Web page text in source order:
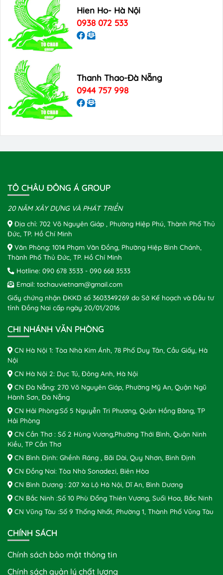
Hien Ho- Hà Nội
0938 072 533
Thanh Thao-Đà Nẵng
0944 757 998
TÔ CHÂU ĐÔNG Á GROUP
20 NĂM XÂY DỰNG VÀ PHÁT TRIỂN
Địa chỉ: 702 Võ Nguyên Giáp , Phường Hiệp Phú, Thành Phố Thủ
Đức, TP. Hồ Chí Minh
Văn Phòng: 1014 Phạm Văn Đồng, Phường Hiệp Bình Chánh,
Thành Phố Thủ Đức, TP. Hồ Chí Minh
Hotline: 090 678 3533 - 090 668 3533
Email: tochauvietnam@gmail.com
Giấy chứng nhận ĐKKD số 3603349269 do Sở Kế hoạch và Đầu tư
tỉnh Đồng Nai cấp ngày 20/01/2016
CHI NHÁNH VĂN PHÒNG
CN Hà Nội 1: Tòa Nhà Kim Ánh, 78 Phố Duy Tân, Cầu Giấy, Hà
Nội
CN Hà Nội 2: Dục Tú, Đông Anh, Hà Nội
CN Đà Nẵng: 270 Võ Nguyên Giáp, Phường Mỹ An, Quận Ngũ
Hành Sơn, Đà Nẵng
CN Hải Phòng:Số 5 Nguyễn Tri Phương, Quận Hồng Bàng, TP
Hải Phòng
CN Cần Thơ : Số 2 Hùng Vương,Phường Thới Bình, Quận Ninh
Kiều, TP Cần Thơ
CN Bình Định: Ghềnh Ráng , Bãi Dài, Quy Nhơn, Bình Định
CN Đồng Nai: Tòa Nhà Sonadezi, Biên Hòa
CN Bình Dương : 207 Xa Lộ Hà Nội, Dĩ An, Bình Dương
CN Bắc Ninh :Số 10 Phù Đổng Thiên Vương, Suối Hoa, Bắc Ninh
CN Vũng Tàu :Số 9 Thống Nhất, Phường 1, Thành Phố Vũng Tàu
CHÍNH SÁCH
Chính sách bảo mật thông tin
Chính sách quản lý chất lượng